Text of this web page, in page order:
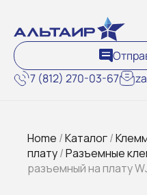
7 (812) 270-03-67
Home /Каталог/
плату/Разъемные
разъемный на плату